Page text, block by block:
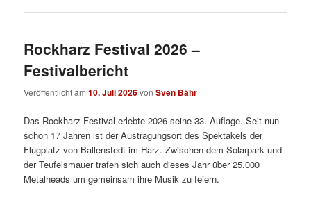
Rockharz Festival 2026 –
Festivalbericht
Veröffentlicht am10. Juli 2026vonSven Bähr
Das Rockharz Festival erlebte 2026 seine 33. Auflage. Seit nun
schon 17 Jahren ist der Austragungsort des Spektakels der
Flugplatz von Ballenstedt im Harz. Zwischen dem Solarpark und
der Teufelsmauer trafen sich auch dieses Jahr über 25.000
Metalheads um gemeinsam ihre Musik zu feiern.